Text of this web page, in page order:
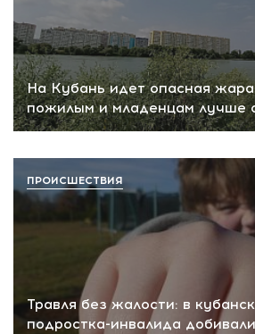
На Кубань идет опасная
пожилым и младенцам лучше
Травля без жалости: в
подростка-инвалида
ПРОИСШЕСТВИЯ